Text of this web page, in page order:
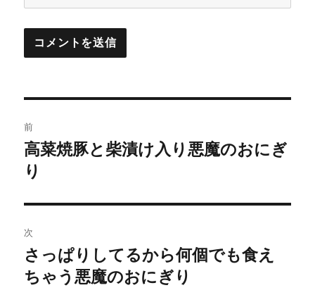
稿
ナ
ビ
ゲ
ー
シ
前
前
の
稿:
高菜焼豚と柴漬け入り悪魔のおにぎ
り
次
次
の
さっぱりしてるから何個でも食え
ちゃう悪魔のおにぎり